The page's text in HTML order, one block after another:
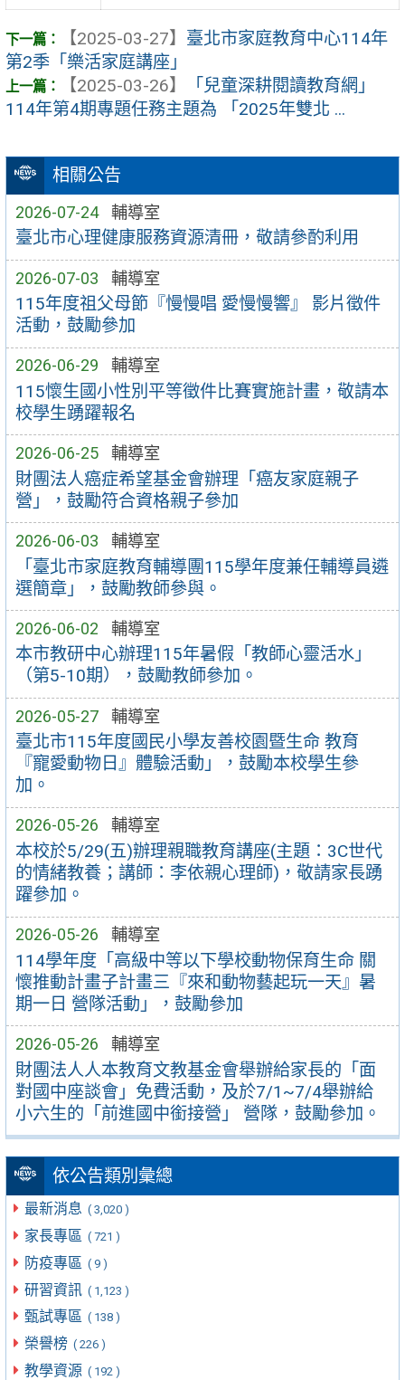
相關公告
2026-07-24 輔導室
臺北市心理健康服務資源清冊，敬請參酌利用
2026-07-03 輔導室
115年度祖父母節『慢慢唱 愛慢慢響』 影片徵件
活動，鼓勵參加
2026-06-29 輔導室
115懷生國小性別平等徵件比賽實施計畫，敬請本
校學生踴躍報名
2026-06-25 輔導室
財團法人癌症希望基金會辦理「癌友家庭親子
營」，鼓勵符合資格親子參加
2026-06-03 輔導室
「臺北市家庭教育輔導團115學年度兼任輔導員遴
選簡章」，鼓勵教師參與。
2026-06-02 輔導室
本市教研中心辦理115年暑假「教師心靈活水」
（第5-10期），鼓勵教師參加。
2026-05-27 輔導室
臺北市115年度國民小學友善校園暨生命 教育
『寵愛動物日』體驗活動」，鼓勵本校學生參
加。
2026-05-26 輔導室
本校於5/29(五)辦理親職教育講座(主題：3C世代
的情緒教養；講師：李依親心理師)，敬請家長踴
躍參加。
2026-05-26 輔導室
114學年度「高級中等以下學校動物保育生命 關
懷推動計畫子計畫三『來和動物藝起玩一天』暑
期一日 營隊活動」，鼓勵參加
2026-05-26 輔導室
財團法人人本教育文教基金會舉辦給家長的「面
對國中座談會」免費活動，及於7/1~7/4舉辦給
小六生的「前進國中銜接營」 營隊，鼓勵參加。
依公告類別彙總
最新消息 ( 3,020 )
家長專區 ( 721 )
防疫專區 ( 9 )
研習資訊 ( 1,123 )
甄試專區 ( 138 )
榮譽榜 ( 226 )
教學資源 ( 192 )
【2025-03-27】 臺北市家庭教育中心114年
第2季「樂活家庭講座」
【2025-03-26】
「兒童深耕閱讀教育網」
114年第4期專題任務主題為 「2025年雙北 ...